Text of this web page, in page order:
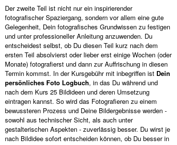
Der zweite Teil ist nicht nur ein inspirierender
fotografischer Spaziergang, sondern vor allem eine gute
Gelegenheit, Dein fotografisches Grundwissen zu festigen
und unter professioneller Anleitung anzuwenden. Du
entscheidest selbst, ob Du diesen Teil kurz nach dem
ersten Teil absolvierst oder lieber erst einige Wochen (oder
Monate) fotografierst und dann zur Auffrischung in diesen
Termin kommst. In der Kursgebühr mit inbegriffen ist Dein
persönliches Foto Logbuch, in das Du während und
nach dem Kurs 25 Bildideen und deren Umsetzung
eintragen kannst. So wird das Fotografieren zu einem
bewussteren Prozess und Deine Bildergebnisse werden -
sowohl aus technischer Sicht, als auch unter
gestalterischen Aspekten - zuverlässig besser. Du wirst je
nach Bildidee sofort entscheiden können, ob Du besser in